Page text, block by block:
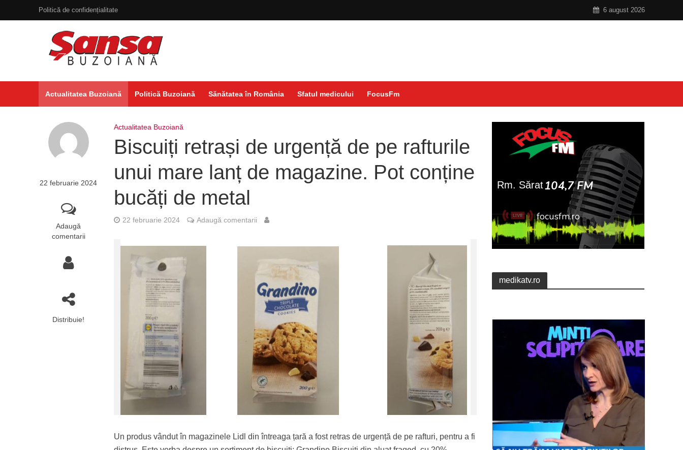
Politică de confidențialitate 6 august 2026
Actualitatea Buzoiană Politică Buzoiană Sănătatea în România Sfatul medicului FocusFm
22 februarie 2024
Adaugă
comentarii
Distribuie!
Actualitatea Buzoiană
Biscuiți retrași de urgență de pe rafturile
unui mare lanț de magazine. Pot conține
bucăți de metal
22 februarie 2024 Adaugă comentarii
Un produs vândut în magazinele Lidl din întreaga țară a fost retras de urgență de pe rafturi, pentru a fi
medikatv.ro